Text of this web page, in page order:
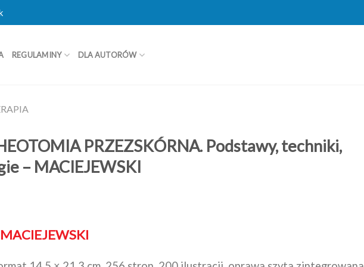
REGULAMINY DLA AUTORÓW
PRZEZSKÓRNA. Podstawy, techniki,
– MACIEJEWSKI